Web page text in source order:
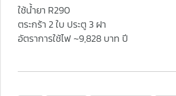
ใช้น้ำยา R290
ตระกร้า 2 ใบ ประตู 3 ฝา
อัตราการใช้ไฟ ~9,828 บาท ปี